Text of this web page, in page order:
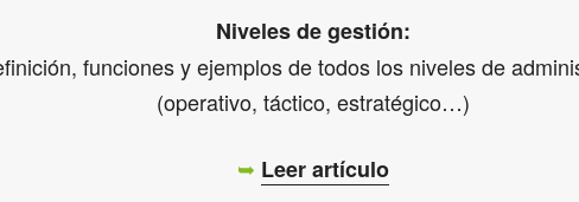
Niveles de gestión:
funciones y ejemplos de todos los niveles de
(operativo, táctico, estratégico…)
➥ Leer artículo